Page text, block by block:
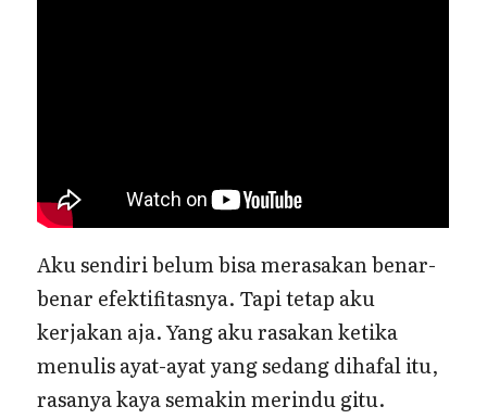
Aku sendiri belum bisa merasakan benar-
benar efektifitasnya. Tapi tetap aku
kerjakan aja. Yang aku rasakan ketika
menulis ayat-ayat yang sedang dihafal itu,
rasanya kaya semakin merindu gitu.